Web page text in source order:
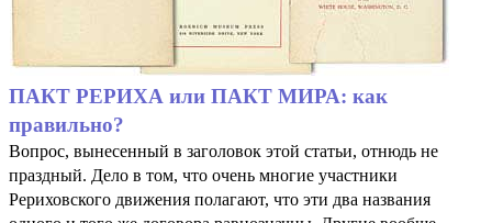
ПАКТ РЕРИХА или ПАКТ МИРА: как
правильно?
Вопрос, вынесенный в заголовок этой статьи, отнюдь не
праздный. Дело в том, что очень многие участники
Рериховского движения полагают, что эти два названия